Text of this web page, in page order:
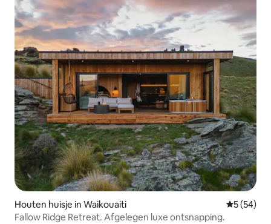
Houten huisje in Waikouaiti
5 (54)
Fallow Ridge Retreat. Afgelegen luxe ontsnapping.